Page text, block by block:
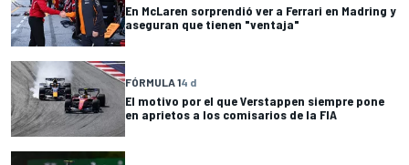
En McLaren sorprendió ver a Ferrari en Madring y
aseguran que tienen "ventaja"
FÓRMULA 14 d
El motivo por el que Verstappen siempre pone
en aprietos a los comisarios de la FIA